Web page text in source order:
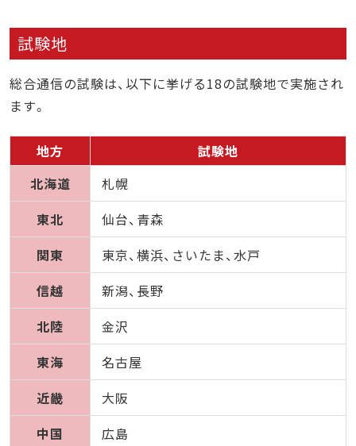
試験地
総合通信の試験は、以下に挙げる18の試験地で実施され
ます。
地方
試験地
北海道
札幌
東北
仙台、青森
関東
東京、横浜、さいたま、水戸
信越
新潟、長野
北陸
金沢
東海
名古屋
近畿
大阪
中国
広島